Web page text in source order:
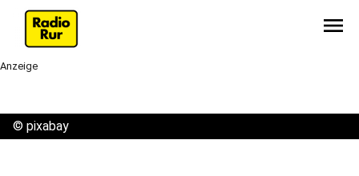
menu
Anzeige
© pixabay